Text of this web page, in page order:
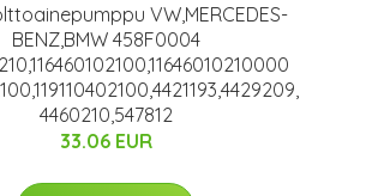
VW,MERCEDES-
BENZ,BMW 458F0004
4460210,547812
33.06 EUR